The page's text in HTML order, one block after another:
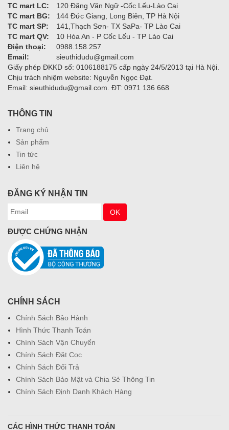
TC mart LC:
120 Đặng Văn Ngữ -Cốc Lếu-Lào Cai
TC mart BG:
144 Đức Giang, Long Biên, TP Hà Nội
TC mart SP:
141,Thạch Sơn- TX SaPa- TP Lào Cai
TC mart QV:
10 Hòa An - P Cốc Lếu - TP Lào Cai
Điện thoại:
0988.158.257
Email:
sieuthidudu@gmail.com
Giấy phép ĐKKD số: 0106188175 cấp ngày 24/5/2013 tại Hà Nội.
Chịu trách nhiệm website: Nguyễn Ngọc Đạt.
Email: sieuthidudu@gmail.com. ĐT: 0971 136 668
THÔNG TIN
Trang chủ
Sản phẩm
Tin tức
Liên hệ
ĐĂNG KÝ NHẬN TIN
ĐƯỢC CHỨNG NHẬN
CHÍNH SÁCH
Chính Sách Bảo Hành
Hình Thức Thanh Toán
Chính Sách Vận Chuyển
Chính Sách Đặt Cọc
Chính Sách Đổi Trả
Chính Sách Bảo Mật và Chia Sẻ Thông Tin
Chính Sách Định Danh Khách Hàng
CÁC HÌNH THỨC THANH TOÁN